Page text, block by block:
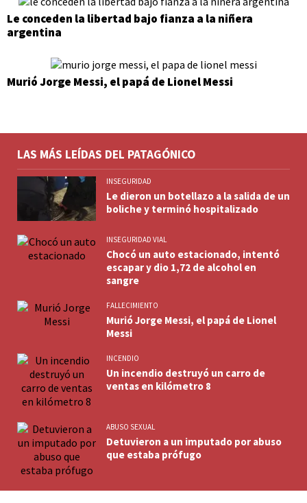
Le conceden la libertad bajo fianza a la niñera
argentina
Murió Jorge Messi, el papá de Lionel Messi
LAS MÁS LEÍDAS DEL PATAGÓNICO
INSEGURIDAD
Le dieron un botellazo a la salida de un
boliche y terminó hospitalizado
INSEGURIDAD VIAL
Chocó un auto estacionado, intentó
escapar y dio 1,72 de alcohol en
sangre
FALLECIMIENTO
Murió Jorge Messi, el papá de Lionel
Messi
INCENDIO
Un incendio destruyó un carro de
ventas en kilómetro 8
ABUSO SEXUAL
Detuvieron a un imputado por abuso
que estaba prófugo